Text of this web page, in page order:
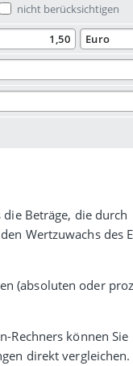
nicht berücksichtigen
die Beträge, die durch
Wert­zuwachs des
(abso­luten oder
Rechners können Sie
direkt vergleichen.